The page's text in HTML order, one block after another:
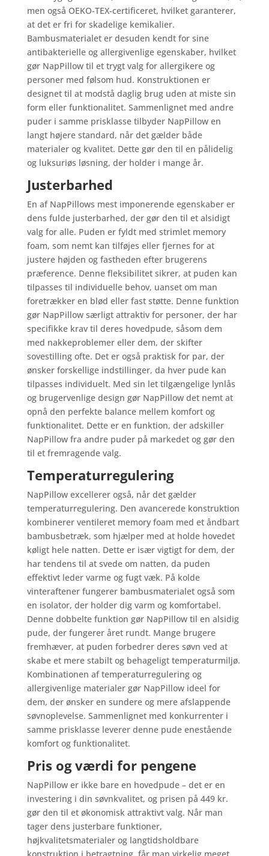
men også OEKO-TEX-certificeret, hvilket garanterer,
at det er fri for skadelige kemikalier.
Bambusmaterialet er desuden kendt for sine
antibakterielle og allergivenlige egenskaber, hvilket
gør NapPillow til et trygt valg for allergikere og
personer med følsom hud. Konstruktionen er
designet til at modstå daglig brug uden at miste sin
form eller funktionalitet. Sammenlignet med andre
puder i samme prisklasse tilbyder NapPillow en
langt højere standard, når det gælder både
materialer og kvalitet. Dette gør den til en pålidelig
og luksuriøs løsning, der holder i mange år.
Justerbarhed
En af NapPillows mest imponerende egenskaber er
dens fulde justerbarhed, der gør den til et alsidigt
valg for alle. Puden er fyldt med strimlet memory
foam, som nemt kan tilføjes eller fjernes for at
justere højden og fastheden efter brugerens
præference. Denne fleksibilitet sikrer, at puden kan
tilpasses til individuelle behov, uanset om man
foretrækker en blød eller fast støtte. Denne funktion
gør NapPillow særligt attraktiv for personer, der har
specifikke krav til deres hovedpude, såsom dem
med nakkeproblemer eller dem, der skifter
sovestilling ofte. Det er også praktisk for par, der
ønsker forskellige indstillinger, da hver pude kan
tilpasses individuelt. Med sin let tilgængelige lynlås
og brugervenlige design gør NapPillow det nemt at
opnå den perfekte balance mellem komfort og
funktionalitet. Dette er en funktion, der adskiller
NapPillow fra andre puder på markedet og gør den
til et fremragende valg.
Temperaturregulering
NapPillow excellerer også, når det gælder
temperaturregulering. Den avancerede konstruktion
kombinerer ventileret memory foam med et åndbart
bambusbetræk, som hjælper med at holde hovedet
køligt hele natten. Dette er især vigtigt for dem, der
har tendens til at svede om natten, da puden
effektivt leder varme og fugt væk. På kolde
vinteraftener fungerer bambusmaterialet også som
en isolator, der holder dig varm og komfortabel.
Denne dobbelte funktion gør NapPillow til en alsidig
pude, der fungerer året rundt. Mange brugere
fremhæver, at puden forbedrer deres søvn ved at
skabe et mere stabilt og behageligt temperaturmiljø.
Kombinationen af temperaturregulering og
allergivenlige materialer gør NapPillow ideel for
dem, der ønsker en sundere og mere afslappende
søvnoplevelse. Sammenlignet med konkurrenter i
samme prisklasse leverer denne pude enestående
komfort og funktionalitet.
Pris og værdi for pengene
NapPillow er ikke bare en hovedpude – det er en
investering i din søvnkvalitet, og prisen på 449 kr.
gør den til et økonomisk attraktivt valg. Når man
tager dens justerbare funktioner,
højkvalitetsmaterialer og langtidsholdbare